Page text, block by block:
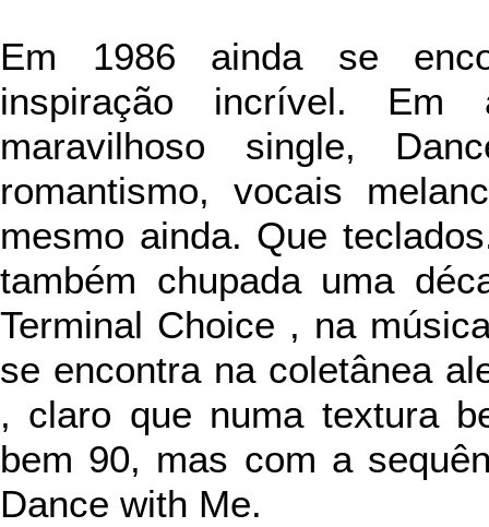
Em 1986 ainda se
inspiração incrível.
maravilhoso single,
romantismo, vocais
mesmo ainda. Que
também chupada uma
Terminal Choice , na
se encontra na coletânea
, claro que numa textura
bem 90, mas com a
Dance with Me.